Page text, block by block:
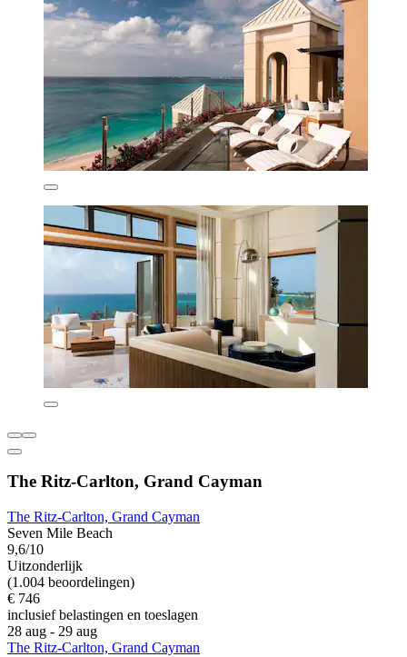
The Ritz-Carlton, Grand Cayman
The Ritz-Carlton, Grand Cayman
Seven Mile Beach
9,6/10
Uitzonderlijk
(1.004 beoordelingen)
€ 746
inclusief belastingen en toeslagen
28 aug - 29 aug
The Ritz-Carlton, Grand Cayman